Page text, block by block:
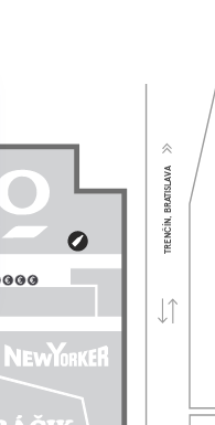
TRENČÍN, BRATISLAVA